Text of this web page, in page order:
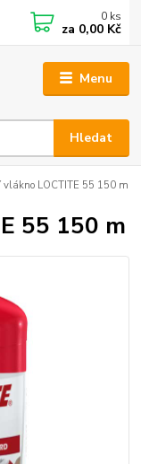
Menu
Hledat
0 ks
za 0,00 Kč
vlákno LOCTITE 55 150 m
55 150 m